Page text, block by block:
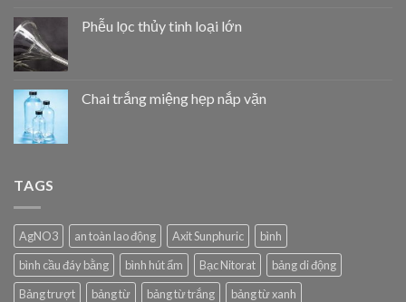
Phễu lọc thủy tinh loại lớn
Chai trắng miệng hẹp nắp vặn
TAGS
AgNO3 an toàn lao động Axit Sunphuric
bình
bình cầu đáy bằng
bình hút ẩm Bạc Nitorat
bảng di động
Bảng trượt
bảng từ bảng từ trắng
bảng từ xanh